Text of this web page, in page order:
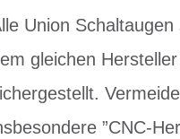
Union
gleichen
”CNC-